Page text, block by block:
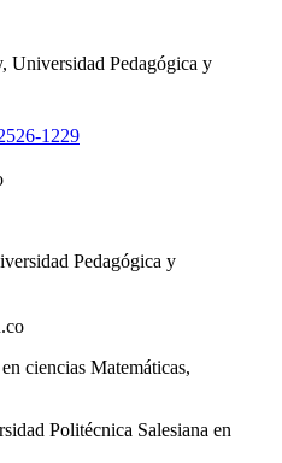
Universidad Pedagógica y
1229
Pedagógica y
ciencias Matemáticas,
Politécnica Salesiana en